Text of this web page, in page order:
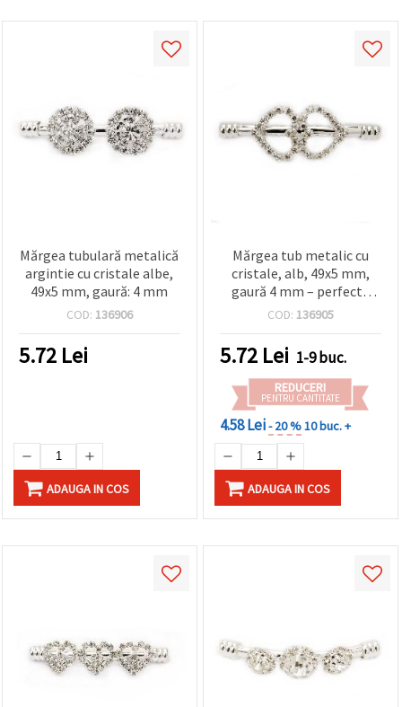
Mărgea tubulară metalică
argintie cu cristale albe,
49x5 mm, gaură: 4 mm
COD: 136906
5.72 Lei
ADAUGA IN COS
Mărgea tub metalic cu
cristale, alb, 49x5 mm,
gaură 4 mm – perfectă
pentru bijuterii handmade
COD: 136905
5.72 Lei 1-9 buc.
REDUCERI
PENTRU CANTITATE
4.58 Lei- 20 %10 buc. +
ADAUGA IN COS